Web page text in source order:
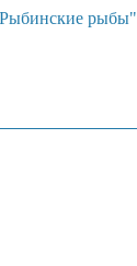
рыбы"